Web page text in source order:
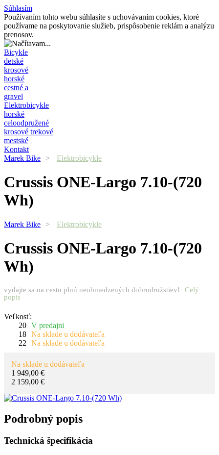
Súhlasím
Používaním tohto webu súhlasíte s uchovávaním cookies, ktoré
používame na poskytovanie služieb, prispôsobenie reklám a analýzu
prenosov.
Bicykle
detské
krosové
horské
cestné a
gravel
Elektrobicykle
horské
celoodpružené
krosové trekové
mestské
Kontakt
Marek Bike
> Elektrobicykle
Crussis ONE-Largo 7.10-(720
Wh)
Marek Bike > Elektrobicykle
Crussis ONE-Largo 7.10-(720
Wh)
vydajte sa na cestu plnú neobmedzených dobrodružstiev!
Celý
popis
Veľkosť:
20 V predajni
18 Na sklade u dodávateľa
22
Na sklade u dodávateľa
Na sklade u dodávateľa
1 949,00 €
2 159,00 €
Podrobný popis
Technická špecifikácia